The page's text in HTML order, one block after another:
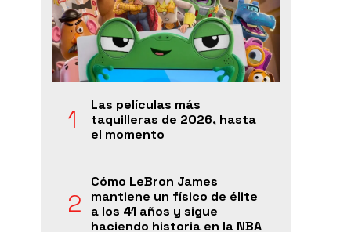
Las películas más
taquilleras de 2026, hasta
el momento
Cómo LeBron James
mantiene un físico de élite
a los 41 años y sigue
haciendo historia en la NBA